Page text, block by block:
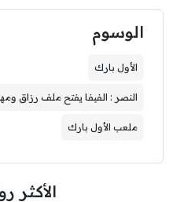
الوسوم
الأول بارك
النصر : الفيفا يفتح ملف رزاق
ملعب الأول بارك
الأكثر